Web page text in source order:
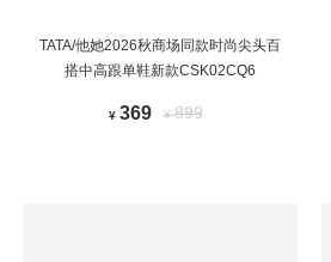
TATA/他她2026秋商场同款时尚尖头百
搭中高跟单鞋新款CSK02CQ6
¥ 369 ¥899